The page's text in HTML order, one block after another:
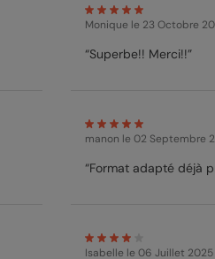
Monique le 23 Octobre
“Superbe!! Merci!!”
manon le 02 Septembre
“Format adapté déjà
Isabelle le 06 Juillet 2025